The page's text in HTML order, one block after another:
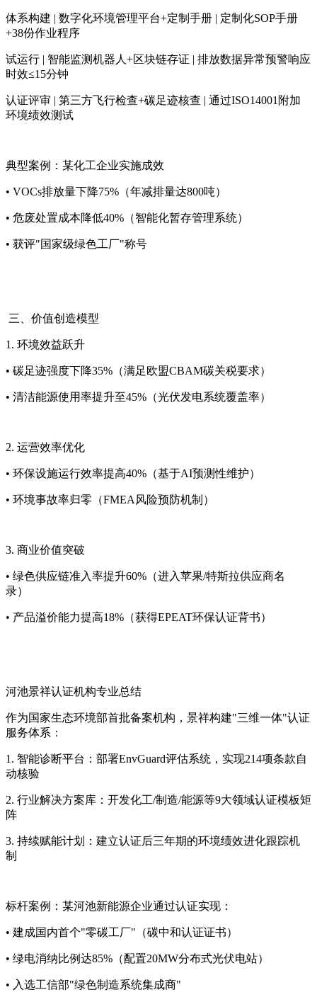
体系构建 | 数字化环境管理平台+定制手册 | 定制化SOP手册
+38份作业程序
试运行 | 智能监测机器人+区块链存证 | 排放数据异常预警响应
时效≤15分钟
认证评审 | 第三方飞行检查+碳足迹核查 | 通过ISO14001附加
环境绩效测试
典型案例：某化工企业实施成效
• VOCs排放量下降75%（年减排量达800吨）
• 危废处置成本降低40%（智能化暂存管理系统）
• 获评"国家级绿色工厂"称号
三、价值创造模型
1. 环境效益跃升
• 碳足迹强度下降35%（满足欧盟CBAM碳关税要求）
• 清洁能源使用率提升至45%（光伏发电系统覆盖率）
2. 运营效率优化
• 环保设施运行效率提高40%（基于AI预测性维护）
• 环境事故率归零（FMEA风险预防机制）
3. 商业价值突破
• 绿色供应链准入率提升60%（进入苹果/特斯拉供应商名
录）
• 产品溢价能力提高18%（获得EPEAT环保认证背书）
河池景祥认证机构专业总结
作为国家生态环境部首批备案机构，景祥构建"三维一体"认证
服务体系：
1. 智能诊断平台：部署EnvGuard评估系统，实现214项条款自
动核验
2. 行业解决方案库：开发化工/制造/能源等9大领域认证模板矩
阵
3. 持续赋能计划：建立认证后三年期的环境绩效进化跟踪机
制
标杆案例：某河池新能源企业通过认证实现：
• 建成国内首个"零碳工厂"（碳中和认证证书）
• 绿电消纳比例达85%（配置20MW分布式光伏电站）
• 入选工信部"绿色制造系统集成商"